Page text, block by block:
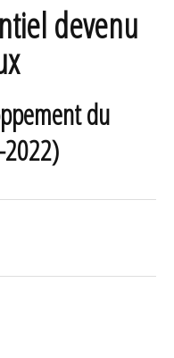
devenu
du